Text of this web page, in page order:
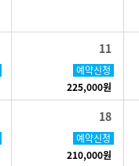
11
예약신청
225,000원
18
예약신청
210,000원